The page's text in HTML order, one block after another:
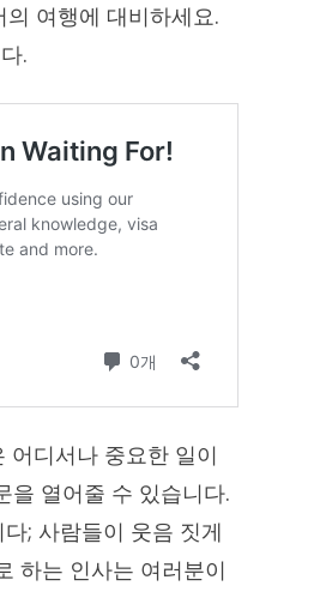
여행에 대비하세요.
.
어디서나 중요한 일이
을 열어줄 수 있습니다.
; 사람들이 웃음 짓게
하는 인사는 여러분이